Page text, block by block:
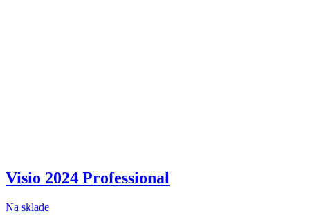
Visio 2024 Professional
Na sklade